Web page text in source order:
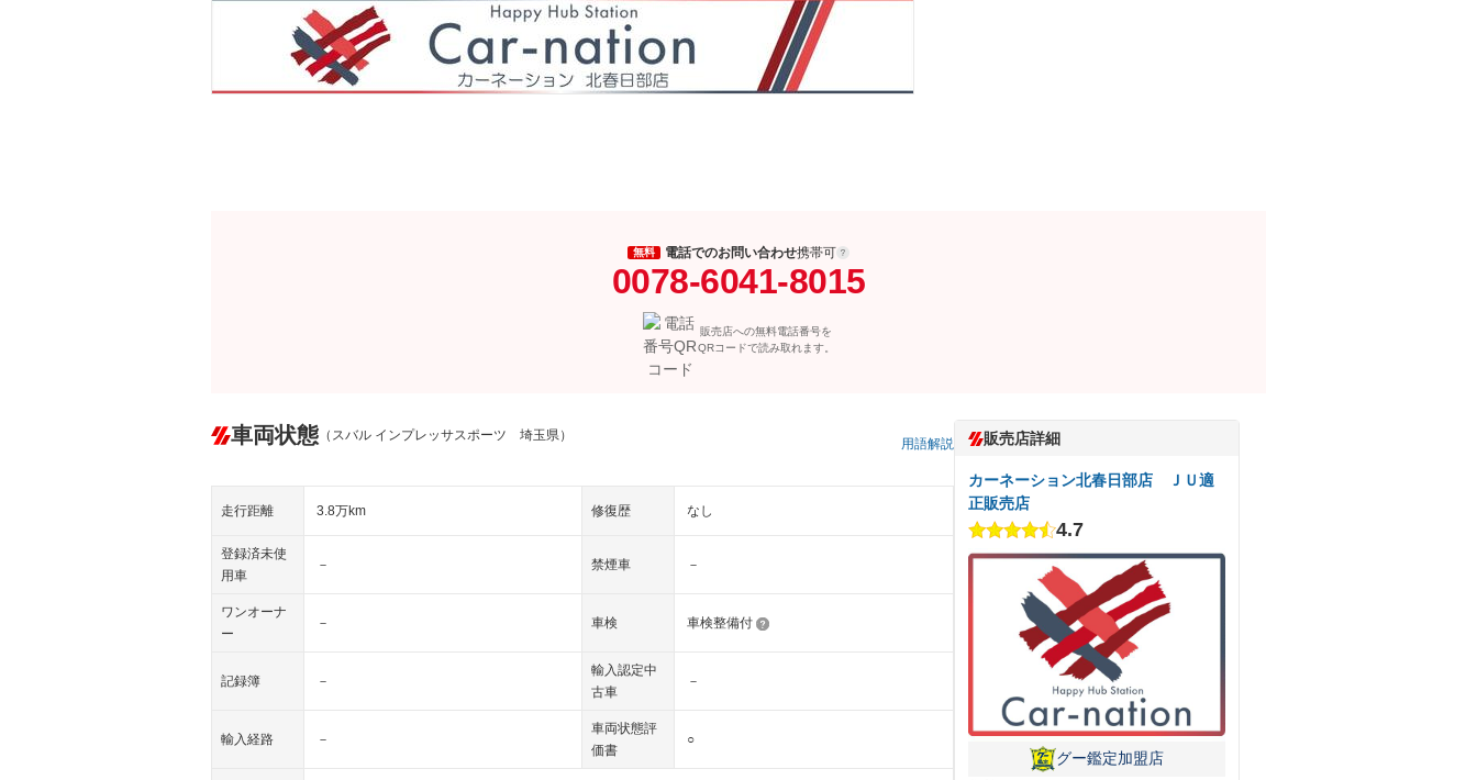
無料 電話でのお問い合わせ携帯可
0078-6041-8015
販売店への無料電話番号を
QRコードで読み取れます。
車両状態 （スバル インプレッサスポーツ 埼玉県）
用語解説
走行距離 3.8万km 修復歴 なし
登録済未使
用車
－ 禁煙車 －
ワンオーナ
ー
－ 車検 車検整備付
記録簿 －
輸入認定中
古車
－
輸入経路 －
車両状態評
価書
○
販売店詳細
カーネーション北春日部店 ＪＵ適
正販売店
4.7
グー鑑定加盟店